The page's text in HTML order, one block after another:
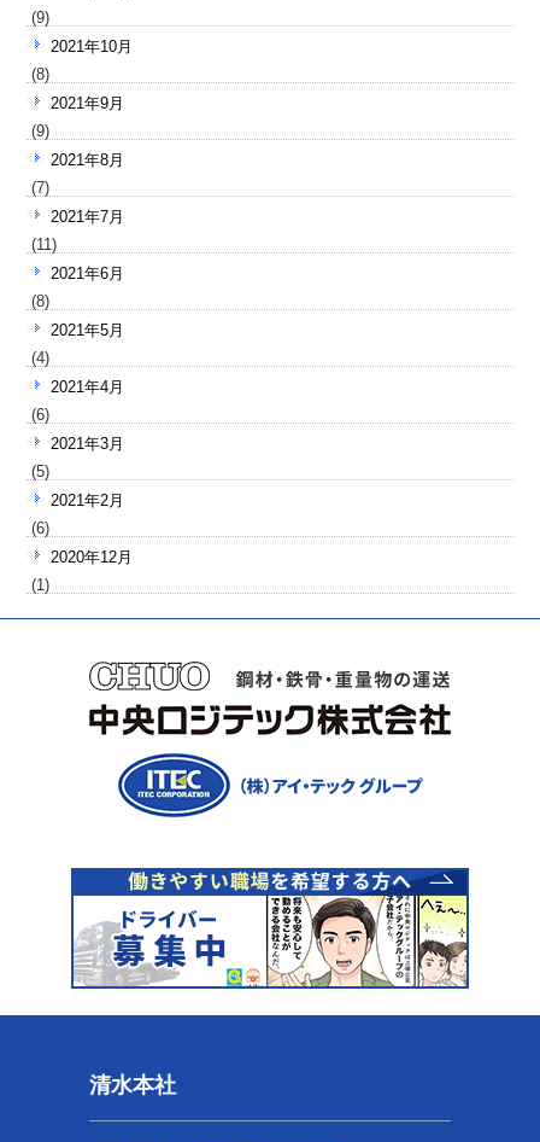
(9)
2021年10月
(8)
2021年9月
(9)
2021年8月
(7)
2021年7月
(11)
2021年6月
(8)
2021年5月
(4)
2021年4月
(6)
2021年3月
(5)
2021年2月
(6)
2020年12月
(1)
清水本社